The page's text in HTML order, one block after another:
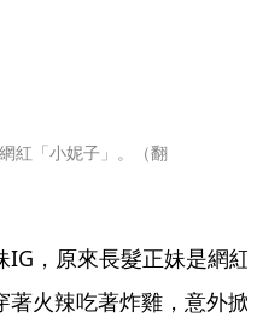
紅「小妮子」。（翻
，原來長髮正妹是網紅
著火辣吃著炸雞，意外掀